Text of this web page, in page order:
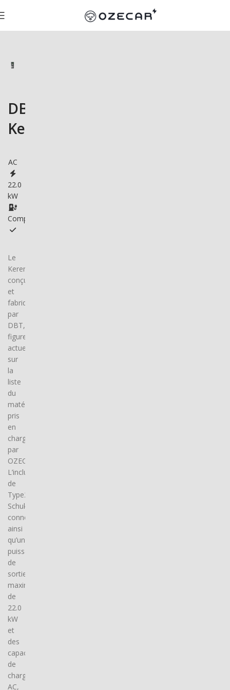
DBT
Keren
AC
22.0
kW
Compatible
Le
Keren,
conçu
et
fabriqué
par
DBT,
figure
actuellement
sur
la
liste
du
matériel
pris
en
charge
par
OZECAR.
L’inclusion
de
Type2,
Schuko
connector(s),
ainsi
qu’une
puissance
de
sortie
maximale
de
22.0
kW
et
des
capacités
de
charge
AC,